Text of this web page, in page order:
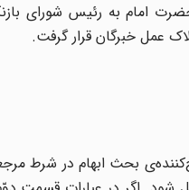
امام به رئیس شورای
عمل خبرگان قرار گرفت.